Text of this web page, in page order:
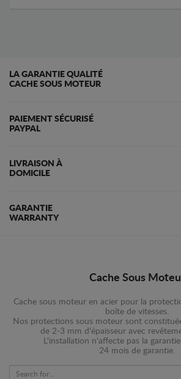
LA GARANTIE QUALITÉ
CACHE SOUS MOTEUR
PAIEMENT SÉCURISÉ
PAYPAL
LIVRAISON À
DOMICILE
GARANTIE
WARRANTY
Cache Sous
Cache sous moteur en acier pour la
boîte de vitesses.
Nos protections sous moteur sont
de 2-3 mm d'épaisseur avec
L'installation n'affecte pas la
24 mois de garantie.